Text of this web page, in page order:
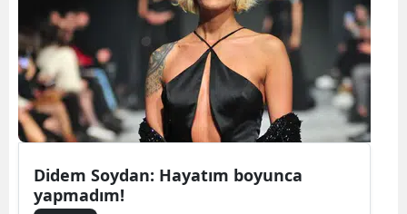
Didem Soydan: Hayatım boyunca
yapmadım!